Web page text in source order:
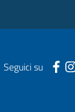
Seguici su